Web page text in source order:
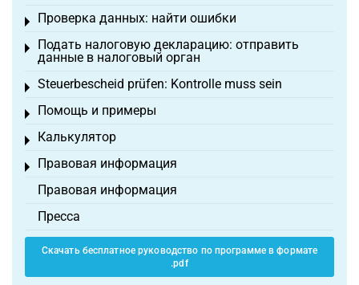
Проверка данных: найти ошибки
Toggle menu
Подать налоговую декларацию: отправить
данные в налоговый орган
Toggle menu
Steuerbescheid prüfen: Kontrolle muss sein
Toggle menu
Помощь и примеры
Toggle menu
Калькулятор
Toggle menu
Правовая информация
Toggle menu
Правовая информация
Пресса
Скачать бесплатное руководство по программе в формате
.pdf